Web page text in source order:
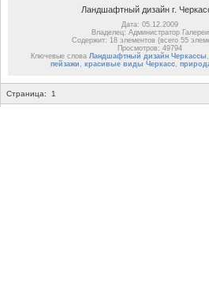
- изделия ручной работы
с Новым 2013 годом
Ландшафтный дизайн г.
Дата: 05.12.2009
Владелец: Администратор Галереи
Содержит: 18 элементов (всего 55
Просмотров: 49794
Ключевые слова Ландшафтный дизайн Черкассы
пейзажи , красивые виды Черкасс,
Страница: 1